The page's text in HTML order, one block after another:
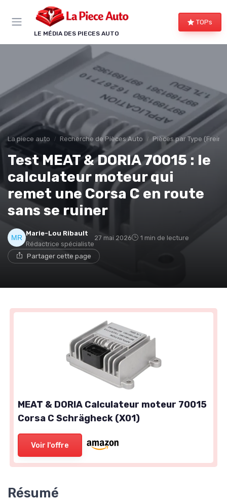
LE MÉDIA DES PIECES AUTO
TOPs
La piece auto Recherche de Pièces Auto Pièces par Type
Test MEAT & DORIA 70015 : le
calculateur moteur qui
remet une Corsa C en route
sans se ruiner
Marie-Lou Ribault
Rédactrice spécialiste
27 mai 2026 1 min de lecture
Partager cette page
MEAT & DORIA Calculateur moteur 70015
Corsa C Schrägheck (X01)
Voir l'offre
Résumé
Panneau de gestion des cookies